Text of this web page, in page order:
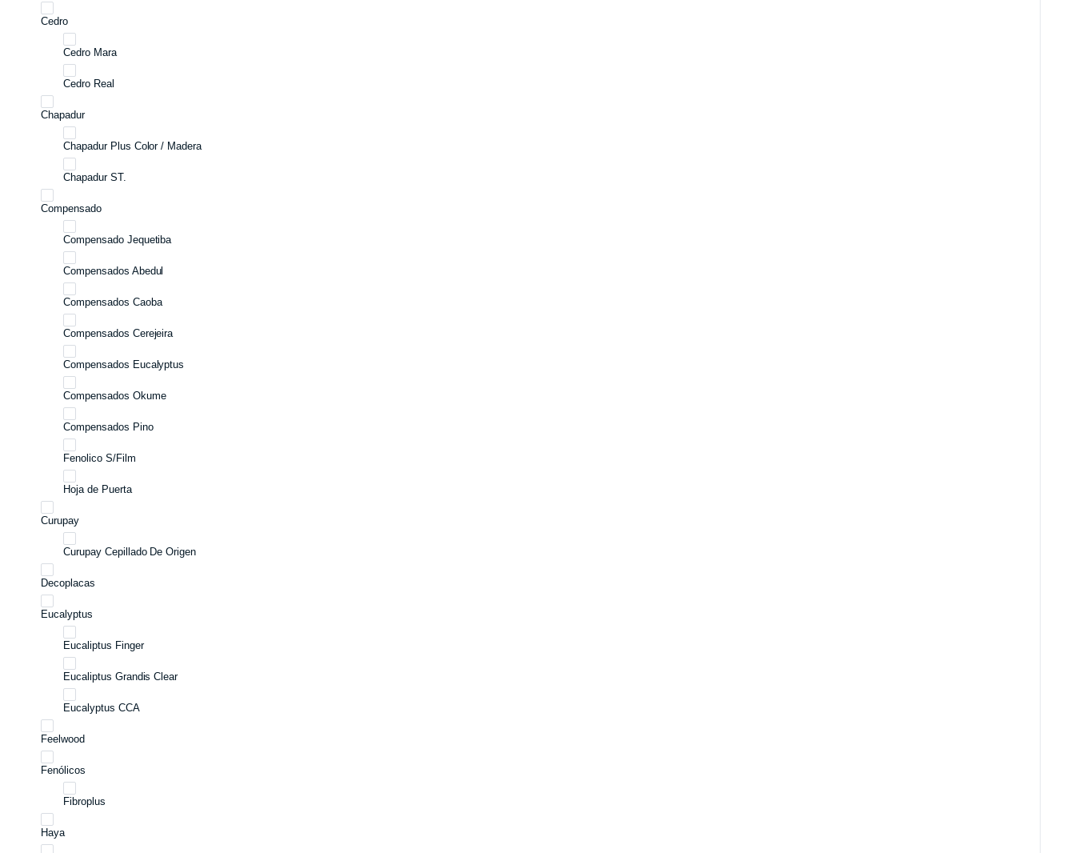
Cedro
Cedro Mara
Cedro Real
Chapadur
Chapadur Plus Color / Madera
Chapadur ST.
Compensado
Compensado Jequetiba
Compensados Abedul
Compensados Caoba
Compensados Cerejeira
Compensados Eucalyptus
Compensados Okume
Compensados Pino
Fenolico S/Film
Hoja de Puerta
Curupay
Curupay Cepillado De Origen
Decoplacas
Eucalyptus
Eucaliptus Finger
Eucaliptus Grandis Clear
Eucalyptus CCA
Feelwood
Fenólicos
Fibroplus
Haya